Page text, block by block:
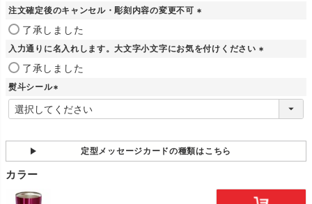
須
注文確定後のキャンセル・彫刻内容の変更不可
須
了承しました
入力通りに名入れします。大文字小文字にお気を付けください
)
了承しました
熨斗シール
(
必
)
定型メッセージカードの種類はこちら
カラー